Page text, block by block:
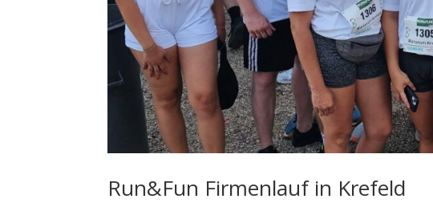
Run&Fun Firmenlauf in Krefeld